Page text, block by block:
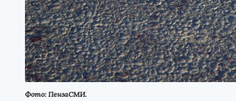
Фото: ПензаСМИ.